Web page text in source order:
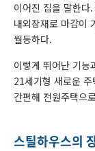
이어진 집을 말한다
내외장재로 마감이
월등하다.
이렇게 뛰어난 기능
21세기형 새로운
간편해 전원주택으
스틸하우스의